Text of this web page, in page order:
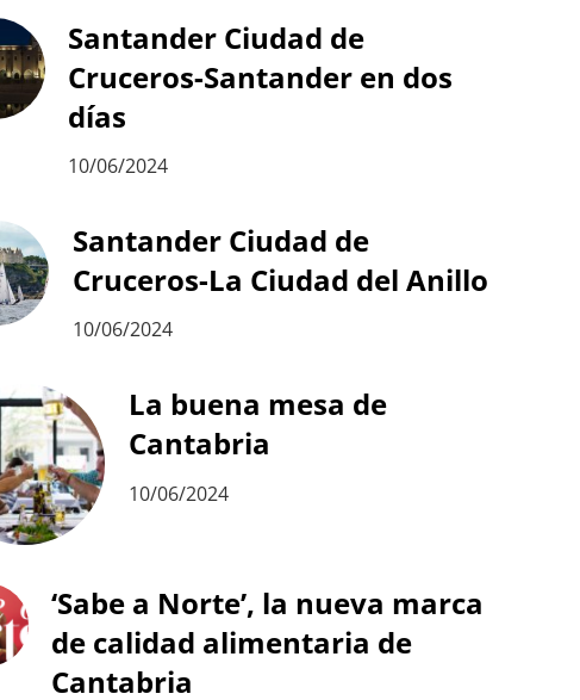
Santander Ciudad de
Cruceros-Santander en dos
días
10/06/2024
Santander Ciudad de
Cruceros-La Ciudad del Anillo
10/06/2024
La buena mesa de
Cantabria
10/06/2024
‘Sabe a Norte’, la nueva marca
de calidad alimentaria de
Cantabria